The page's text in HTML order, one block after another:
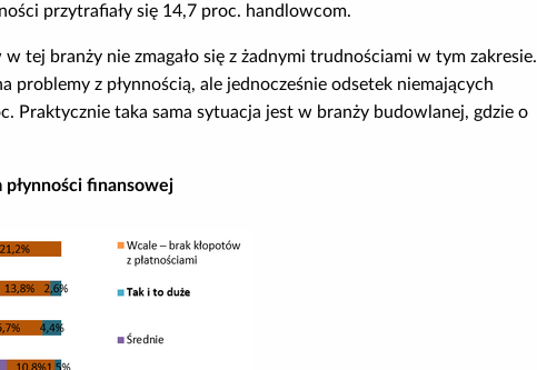
przytrafiały się 14,7 proc. handlowcom.
tej branży nie zmagało się z żadnymi trudnościami w tym zakresie.
problemy z płynnością, ale jednocześnie odsetek niemających
Praktycznie taka sama sytuacja jest w branży budowlanej, gdzie o
finansowej